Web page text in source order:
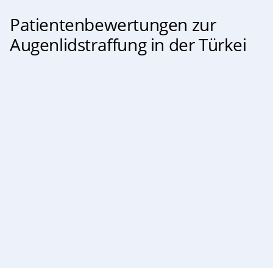
Patientenbewertungen zur
Augenlidstraffung in der Türkei